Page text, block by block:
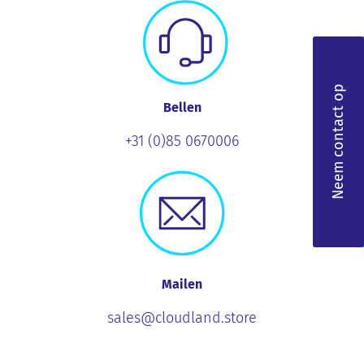
Neem contact op
Bellen
+31 (0)85 0670006
Mailen
sales@cloudland.store